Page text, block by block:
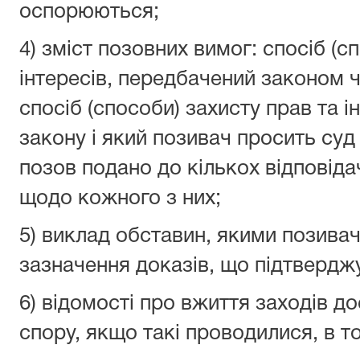
оспорюються;
4) зміст позовних вимог: спосіб
інтересів, передбачений законом
спосіб (способи) захисту прав та
закону і який позивач просить
позов подано до кількох
щодо кожного з них;
5) виклад обставин, якими
зазначення доказів, що
6) відомості про вжиття заходів
спору, якщо такі проводилися, в